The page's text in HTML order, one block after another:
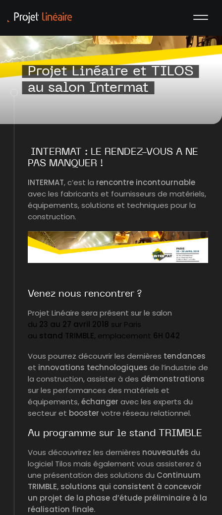
Projet Linéaire et TILOS
au salon Intermat
INTERMAT : LE RENDEZ-VOUS A NE
PAS MANQUER !
INTERMAT, c’est la rencontre incontournable
avec les fabricants et fournisseurs de matériels,
équipements, solutions et techniques pour la
construction.
Venez nous rencontrer ?
Projet Linéaire sera présent sur le salon
du 23 au 27 avril 2018 sur Paris
au stand TRIMBLE, emplacement 6H 042
Vous pourrez découvrir les dernières tendances
et innovations technologiques de l’industrie de
la construction, assister à des démonstrations
sur les performances des matériels et
équipements,échanger avec les experts du
secteur et booster votre réseau relationnel.
Au programme sur le stand TRIMBLE
Vous découvrirez les dernières nouveautés du
logiciel Tilos mais également vous assisterez à
une présentation des solutions du Continuum
TRIMBLE, solutions qui consistent à concevoir
un projet de la phase d’étude préliminaire à la
réalisation finale.